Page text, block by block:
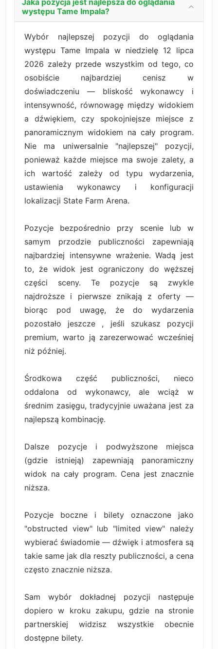
Jaka pozycja jest najlepsza do oglądania
występu Tame Impala?
Wybór najlepszej pozycji do oglądania
występu Tame Impala w niedzielę 12 lipca
2026 zależy przede wszystkim od tego, co
osobiście najbardziej cenisz w
doświadczeniu — bliskość wykonawcy i
intensywność, równowagę między widokiem
a dźwiękiem, czy spokojniejsze miejsce z
panoramicznym widokiem na cały program.
Nie ma uniwersalnie "najlepszej" pozycji,
ponieważ każde miejsce ma swoje zalety, a
ich wartość zależy od typu wydarzenia,
ustawienia wykonawcy i konfiguracji
lokalizacji State Farm Arena.
Pozycje bezpośrednio przy scenie lub w
samym przodzie publiczności zapewniają
najbardziej intensywne wrażenie. Wadą jest
to, że widok jest ograniczony do węższej
części sceny. Te pozycje są zwykle
najdroższe i pierwsze znikają z oferty —
biorąc pod uwagę, że do wydarzenia
pozostało jeszcze , jeśli szukasz pozycji
premium, warto ją zarezerwować wcześniej
niż później.
Środkowa część publiczności, nieco
oddalona od wykonawcy, ale wciąż w
średnim zasięgu, tradycyjnie uważana jest za
najlepszą kombinację.
Dalsze pozycje i podwyższone miejsca
(gdzie istnieją) zapewniają panoramiczny
widok na cały program. Cena jest znacznie
niższa.
Pozycje boczne i bilety oznaczone jako
"obstructed view" lub "limited view" należy
wybierać świadomie — dźwięk i atmosfera są
takie same jak dla reszty publiczności, a cena
często znacznie niższa.
Sam wybór dokładnej pozycji następuje
dopiero w kroku zakupu, gdzie na stronie
partnerskiej widzisz wszystkie obecnie
dostępne bilety.